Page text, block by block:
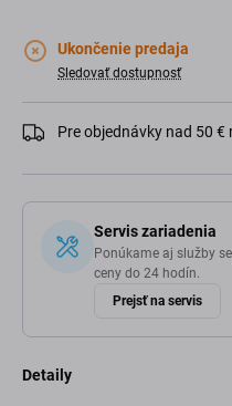
Ukončenie predaja
Sledovať dostupnosť
Pre objednávky nad 50 €
Servis zariadenia
Ponúkame aj služby
ceny do 24 hodín.
Prejsť na servis
Detaily